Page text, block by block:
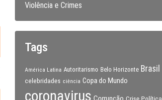
Violência e Crimes
Tags
América Latina Autoritarismo Belo Horizonte Brasil
celebridades ciência Copa do Mundo
coronavirus